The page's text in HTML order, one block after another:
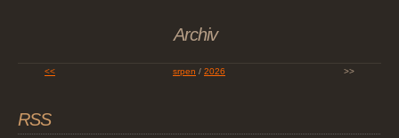
Archiv
<< srpen / 2026 >>
RSS